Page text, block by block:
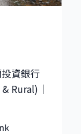
at Rabobank
資銀行
Rural)｜